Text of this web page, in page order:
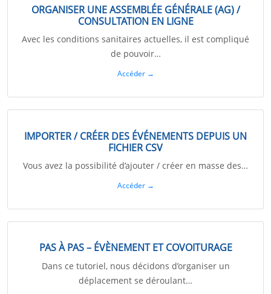
ORGANISER UNE ASSEMBLÉE GÉNÉRALE (AG) /
CONSULTATION EN LIGNE
Avec les conditions sanitaires actuelles, il est compliqué
de pouvoir…
Accéder →
IMPORTER / CRÉER DES ÉVÉNEMENTS DEPUIS UN
FICHIER CSV
Vous avez la possibilité d’ajouter / créer en masse des…
Accéder →
PAS À PAS – ÉVÈNEMENT ET COVOITURAGE
Dans ce tutoriel, nous décidons d’organiser un
déplacement se déroulant…